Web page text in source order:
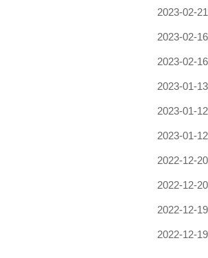
2023-02-21
2023-02-16
2023-02-16
2023-01-13
2023-01-12
2023-01-12
2022-12-20
2022-12-20
2022-12-19
2022-12-19